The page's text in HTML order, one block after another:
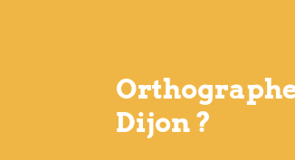
Dijon ?